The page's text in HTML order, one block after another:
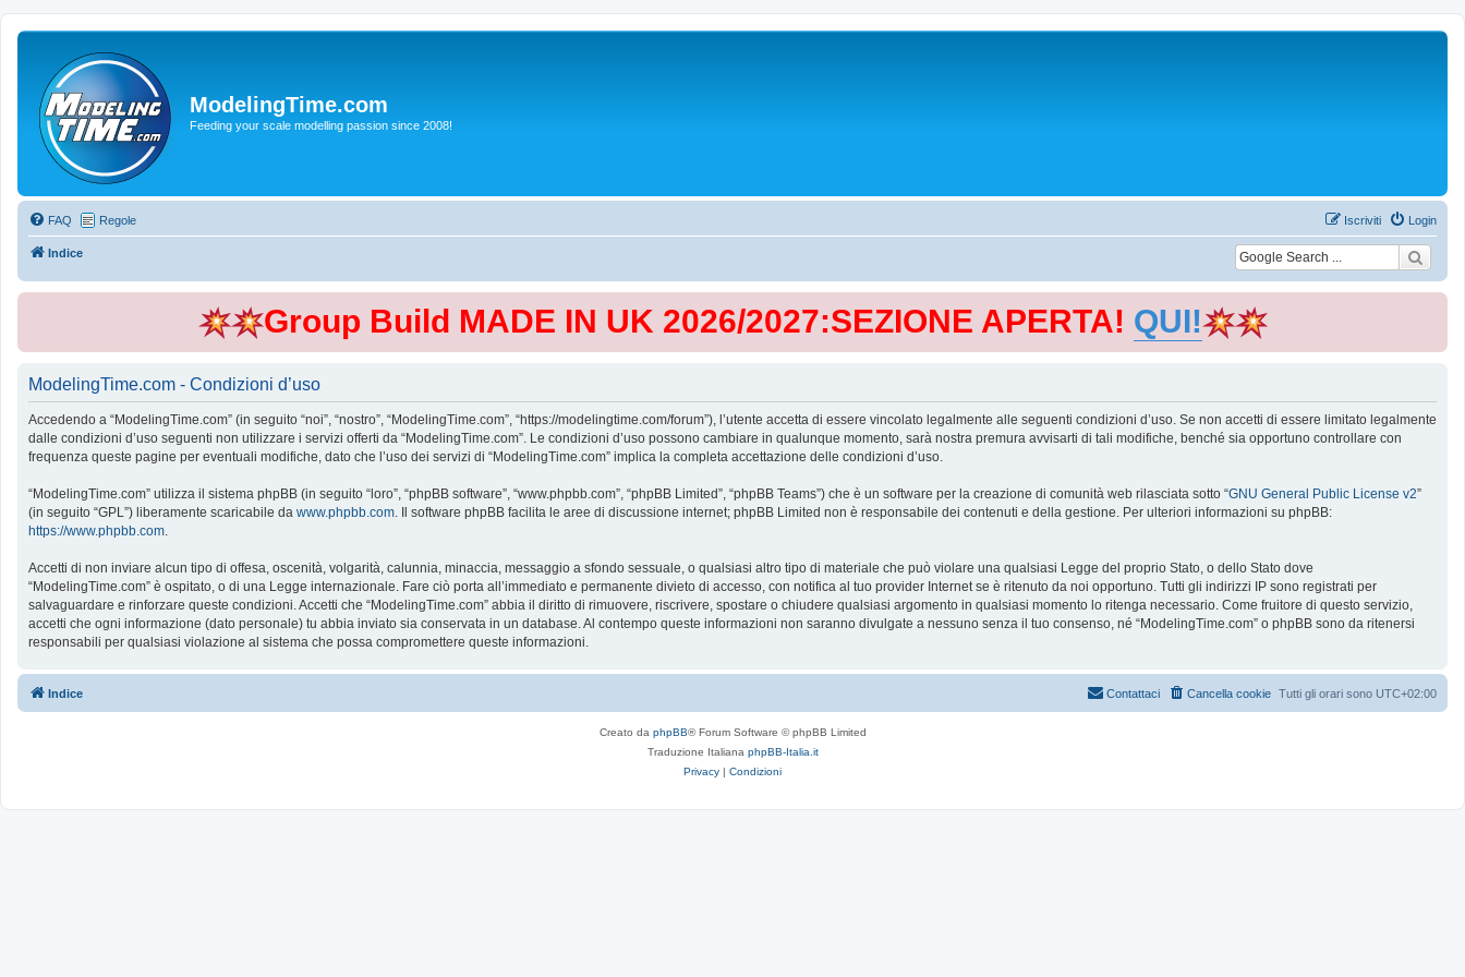
ModelingTime.com
Feeding your scale modelling passion since 2008!
FAQ Regole Login
Iscriviti
Indice
Group Build MADE IN UK 2026/2027:SEZIONE APERTA! QUI!
ModelingTime.com - Condizioni d’uso
Accedendo a “ModelingTime.com” (in seguito “noi”, “nostro”, “ModelingTime.com”, “https://modelingtime.com/forum”), l’utente accetta di essere vincolato legalmente alle seguenti condizioni d’uso. Se non accetti di essere limitato legalmente
dalle condizioni d’uso seguenti non utilizzare i servizi offerti da “ModelingTime.com”. Le condizioni d’uso possono cambiare in qualunque momento, sarà nostra premura avvisarti di tali modifiche, benché sia opportuno controllare con
frequenza queste pagine per eventuali modifiche, dato che l’uso dei servizi di “ModelingTime.com” implica la completa accettazione delle condizioni d’uso.
“ModelingTime.com” utilizza il sistema phpBB (in seguito “loro”, “phpBB software”, “www.phpbb.com”, “phpBB Limited”, “phpBB Teams”) che è un software per la creazione di comunità web rilasciata sotto “GNU General Public License v2”
(in seguito “GPL”) liberamente scaricabile da www.phpbb.com. Il software phpBB facilita le aree di discussione internet; phpBB Limited non è responsabile dei contenuti e della gestione. Per ulteriori informazioni su phpBB:
https://www.phpbb.com.
Accetti di non inviare alcun tipo di offesa, oscenità, volgarità, calunnia, minaccia, messaggio a sfondo sessuale, o qualsiasi altro tipo di materiale che può violare una qualsiasi Legge del proprio Stato, o dello Stato dove
“ModelingTime.com” è ospitato, o di una Legge internazionale. Fare ciò porta all’immediato e permanente divieto di accesso, con notifica al tuo provider Internet se è ritenuto da noi opportuno. Tutti gli indirizzi IP sono registrati per
salvaguardare e rinforzare queste condizioni. Accetti che “ModelingTime.com” abbia il diritto di rimuovere, riscrivere, spostare o chiudere qualsiasi argomento in qualsiasi momento lo ritenga necessario. Come fruitore di questo servizio,
accetti che ogni informazione (dato personale) tu abbia inviato sia conservata in un database. Al contempo queste informazioni non saranno divulgate a nessuno senza il tuo consenso, né “ModelingTime.com” o phpBB sono da ritenersi
responsabili per qualsiasi violazione al sistema che possa compromettere queste informazioni.
Indice Tutti gli orari sono UTC+02:00
Cancella cookie
Contattaci
Creato da phpBB® Forum Software © phpBB Limited
Traduzione Italiana phpBB-Italia.it
Privacy | Condizioni